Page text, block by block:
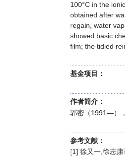
100°C in the
obtained after
regain, water
showed basic
film; the tidied
基金项目：
作者简介：
郭密（1991—）
参考文献：
[1] 徐又一,徐志